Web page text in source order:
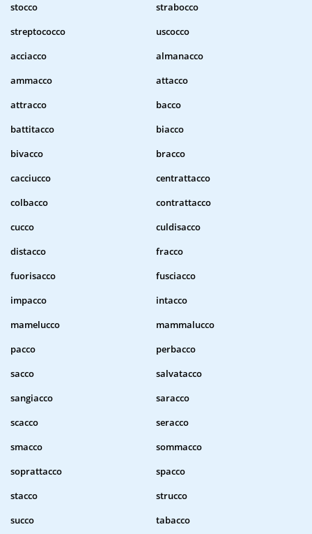
stocco
strabocco
streptococco
uscocco
acciacco
almanacco
ammacco
attacco
attracco
bacco
battitacco
biacco
bivacco
bracco
cacciucco
centrattacco
colbacco
contrattacco
cucco
culdisacco
distacco
fracco
fuorisacco
fusciacco
impacco
intacco
mamelucco
mammalucco
pacco
perbacco
sacco
salvatacco
sangiacco
saracco
scacco
seracco
smacco
sommacco
soprattacco
spacco
stacco
strucco
succo
tabacco